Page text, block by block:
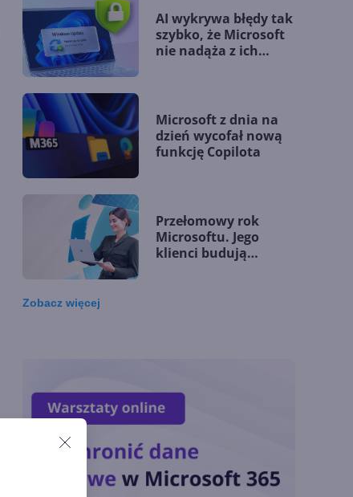
AI wykrywa błędy tak
szybko, że Microsoft
nie nadąża z ich
Microsoft z dnia na
dzień wycofał nową
funkcję Copilota
Przełomowy rok
Microsoftu. Jego
klienci budują
OpenAI zapowiada
model Astra.
Rozwiązał 10 starych
problemów
matematycznych
Zobaczwięcej